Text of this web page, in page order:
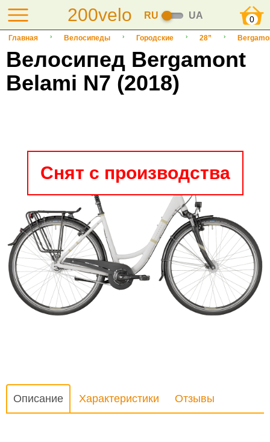
200velo RU UA 0
Главная Велосипеды Городские 28”
Велосипед Bergamont
Belami N7 (2018)
Снят с производства
Описание Характеристики Отзывы